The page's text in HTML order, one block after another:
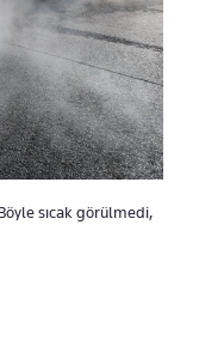
sıcak görülmedi,